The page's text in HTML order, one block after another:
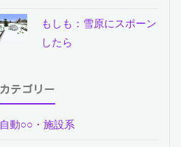
もしも：雪原にスポーン
したら
カテゴリー
自動○○・施設系